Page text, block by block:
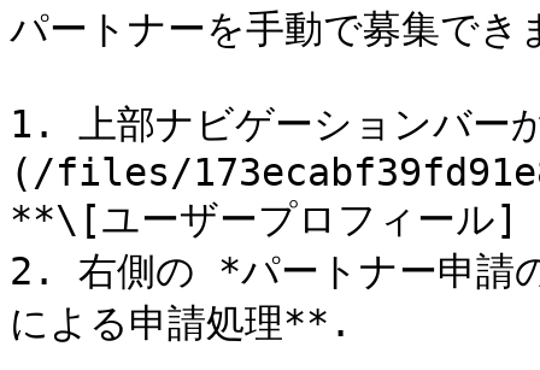
パートナーを手動で募集でき
1. 上部ナビゲーションバ
(/files/
**\[ユーザープロフィー
2. 右側の *パートナー申
による申請処理**.